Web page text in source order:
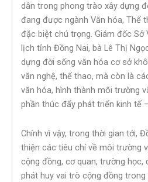
dân trong phong trào xây dựng
đang được ngành Văn hóa, Thể
đặc biệt chú trọng. Giám đốc Sở
lịch tỉnh Đồng Nai, bà Lê Thị
dựng đời sống văn hóa cơ sở
văn nghệ, thể thao, mà còn là
văn hóa, hình thành môi trường
phần thúc đẩy phát triển kinh tế
Chính vì vậy, trong thời gian tới,
thiện các tiêu chí về môi trường
cộng đồng, cơ quan, trường học,
phát huy vai trò cộng đồng